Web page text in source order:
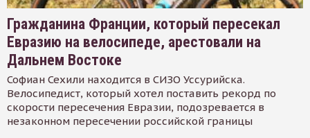
Гражданина Франции, который пересекал
Евразию на велосипеде, арестовали на
Дальнем Востоке
Софиан Сехили находится в СИЗО Уссурийска.
Велосипедист, который хотел поставить рекорд по
скорости пересечения Евразии, подозревается в
незаконном пересечении российской границы